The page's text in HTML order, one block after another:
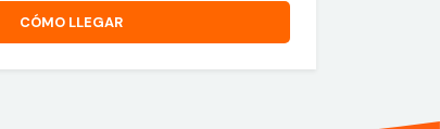
CÓMO LLEGAR